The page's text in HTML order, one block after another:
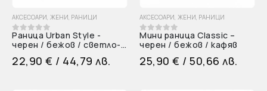
АКСЕСОАРИ, ЖЕНИ, РАНИЦИ
0out of 5
Раница Urban Style -
черен / бежов / светло-
22,90 € / 44,79 лв.
АКСЕСОАРИ, ЖЕНИ, РАНИЦИ
0out of 5
Мини раница Classic –
черен / бежов / кафяв
25,90 € / 50,66 лв.